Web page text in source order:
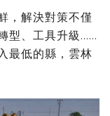
，解決對策不僅
型、工具升級……
最低的縣，雲林